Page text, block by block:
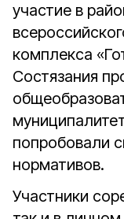
участие в
комплекса
Состязания
попробовали
нормативов.
Участники